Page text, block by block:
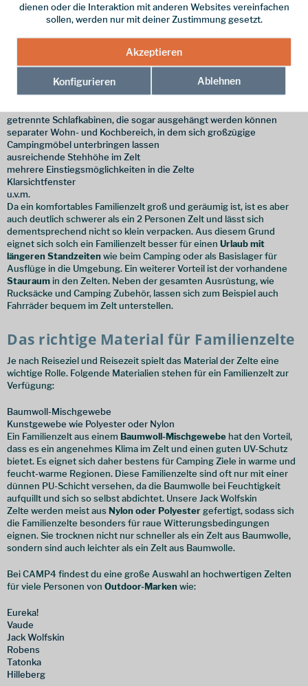
Einfaches Aufstellen der Zelte
einem Gruppen- oder Familienzelt genügend Platz, ohne sich dabei
zu sehr ins Gehege zu kommen. Familienzelte haben neben
schnellem und einfachem Aufbau noch viele weitere Vorteile für die
ganze Familie:
getrennte Schlafkabinen, die sogar ausgehängt werden können
separater Wohn- und Kochbereich, in dem sich großzügige
Campingmöbel unterbringen lassen
ausreichende Stehhöhe im Zelt
mehrere Einstiegsmöglichkeiten in die Zelte
Klarsichtfenster
u.v.m.
Da ein komfortables Familienzelt groß und geräumig ist, ist es aber
auch deutlich schwerer als ein 2 Personen Zelt und lässt sich
dementsprechend nicht so klein verpacken. Aus diesem Grund
eignet sich solch ein Familienzelt besser für einen Urlaub mit
längeren Standzeiten wie beim Camping oder als Basislager für
Ausflüge in die Umgebung. Ein weiterer Vorteil ist der vorhandene
Stauraum in den Zelten. Neben der gesamten Ausrüstung, wie
Rucksäcke und Camping Zubehör, lassen sich zum Beispiel auch
Fahrräder bequem im Zelt unterstellen.
Das richtige Material für Familienzelte
Je nach Reiseziel und Reisezeit spielt das Material der Zelte eine
wichtige Rolle. Folgende Materialien stehen für ein Familienzelt zur
Verfügung:
Baumwoll-Mischgewebe
Kunstgewebe wie Polyester oder Nylon
Ein Familienzelt aus einem Baumwoll-Mischgewebe hat den Vorteil,
dass es ein angenehmes Klima im Zelt und einen guten UV-Schutz
bietet. Es eignet sich daher bestens für Camping Ziele in warme und
feucht-warme Regionen. Diese Familienzelte sind oft nur mit einer
dünnen PU-Schicht versehen, da die Baumwolle bei Feuchtigkeit
aufquillt und sich so selbst abdichtet. Unsere Jack Wolfskin
Zelte werden meist aus Nylon oder Polyestergefertigt, sodass sich
die Familienzelte besonders für raue Witterungsbedingungen
eignen. Sie trocknen nicht nur schneller als ein Zelt aus Baumwolle,
sondern sind auch leichter als ein Zelt aus Baumwolle.
Bei CAMP4 findest du eine große Auswahl an hochwertigen Zelten
für viele Personen von Outdoor-Marken wie:
Eureka!
Vaude
Jack Wolfskin
Robens
Tatonka
Hilleberg
dienen oder die Interaktion mit anderen Websites vereinfachen
sollen, werden nur mit deiner Zustimmung gesetzt.
Akzeptieren
Konfigurieren Ablehnen